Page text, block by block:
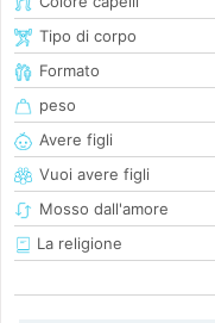
Tipo di corpo
Formato
peso
Avere figli
Vuoi avere figli
Mosso dall'amore
La religione